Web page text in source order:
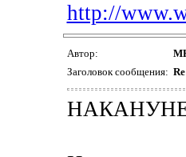
http://
Автор:
Заголовок сообщения: